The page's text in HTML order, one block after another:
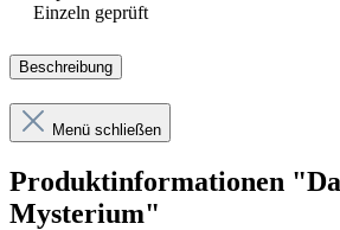
Einzeln geprüft
Beschreibung
Menü schließen
Produktinformationen
Mysterium"